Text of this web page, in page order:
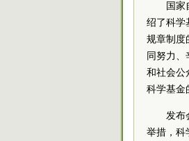
国家
绍了科学
规章制度
同努力
和社会公
科学基金
发布
举措，科